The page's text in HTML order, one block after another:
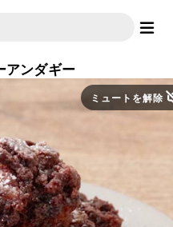
アンダギー
ミュートを解除